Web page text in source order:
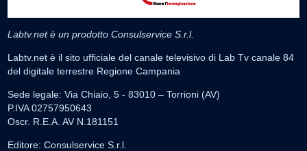
Labtv.net è un prodotto Consulservice S.r.l.
Labtv.net è il sito ufficiale del canale televisivo di Lab Tv canale 84
del digitale terrestre Regione Campania
Sede legale: Via Chiaio, 5 - 83010 – Torrioni (AV)
P.IVA 02757950643
Oscr. R.E.A. AV N.181151
Editore: Consulservice S.r.l.